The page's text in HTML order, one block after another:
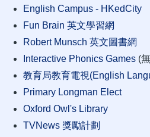
English Campus - HKedCity
Fun Brain 英文學習網
Robert Munsch 英文圖書網
Interactive Phonics Games (
教育局教育電視(English
Primary Longman Elect
Oxford Owl's Library
TVNews 獎勵計劃